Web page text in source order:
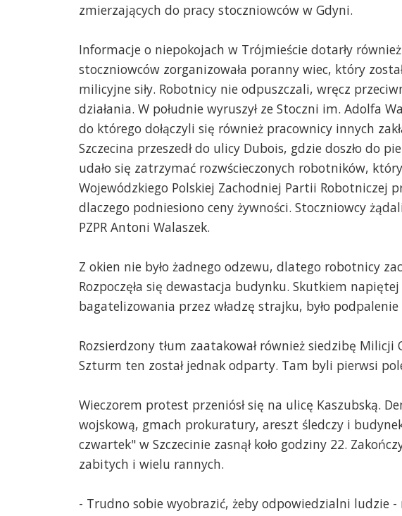
zmierzających do pracy stoczniowców w Gdyni.
Informacje o niepokojach w Trójmieście dotarły
stoczniowców zorganizowała poranny wiec, który
milicyjne siły. Robotnicy nie odpuszczali, wręcz
działania. W południe wyruszył ze Stoczni im. Adolfa
do którego dołączyli się również pracownicy innych
Szczecina przeszedł do ulicy Dubois, gdzie doszło do
udało się zatrzymać rozwścieczonych robotników,
Wojewódzkiego Polskiej Zachodniej Partii Robotniczej
dlaczego podniesiono ceny żywności. Stoczniowcy
PZPR Antoni Walaszek.
Z okien nie było żadnego odzewu, dlatego robotnicy
Rozpoczęła się dewastacja budynku. Skutkiem
bagatelizowania przez władzę strajku, było podpalenie
Rozsierdzony tłum zaatakował również siedzibę
Szturm ten został jednak odparty. Tam byli pierwsi
Wieczorem protest przeniósł się na ulicę Kaszubską.
wojskową, gmach prokuratury, areszt śledczy i
czwartek" w Szczecinie zasnął koło godziny 22.
zabitych i wielu rannych.
- Trudno sobie wyobrazić, żeby odpowiedzialni ludzie